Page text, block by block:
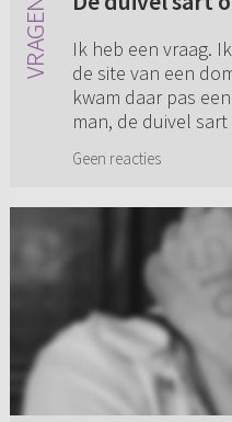
Ik heb een vraag.
de site van een
kwam daar pas
man, de duivel
Geen reacties